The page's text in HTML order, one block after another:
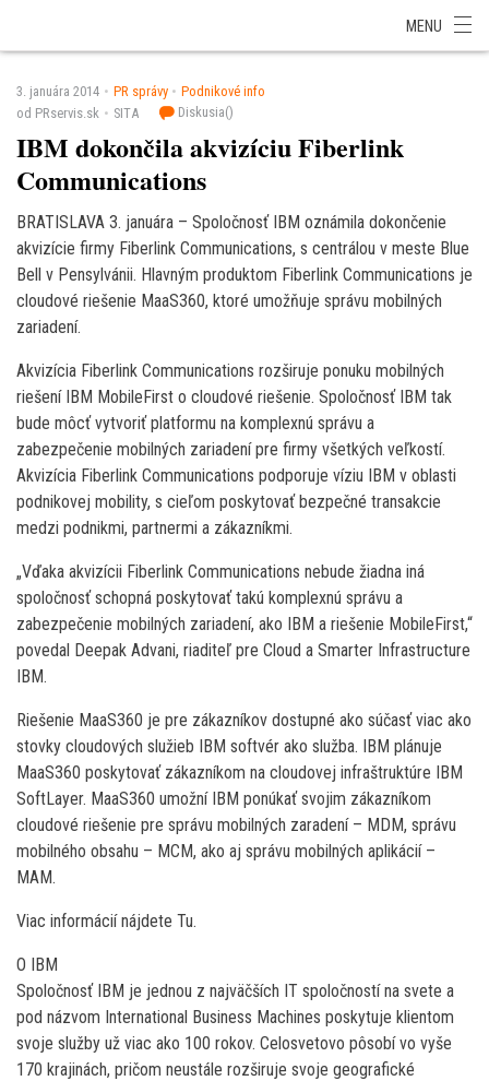
MENU
3. januára 2014 PR správy
Podnikové info
od PRservis.sk
SITA Diskusia()
IBM dokončila akvizíciu Fiberlink
Communications
BRATISLAVA 3. januára – Spoločnosť IBM oznámila dokončenie
akvizície firmy Fiberlink Communications, s centrálou v meste Blue
Bell v Pensylvánii. Hlavným produktom Fiberlink Communications je
cloudové riešenie MaaS360, ktoré umožňuje správu mobilných
zariadení.
Akvizícia Fiberlink Communications rozširuje ponuku mobilných
riešení IBM MobileFirst o cloudové riešenie. Spoločnosť IBM tak
bude môcť vytvoriť platformu na komplexnú správu a
zabezpečenie mobilných zariadení pre firmy všetkých veľkostí.
Akvizícia Fiberlink Communications podporuje víziu IBM v oblasti
podnikovej mobility, s cieľom poskytovať bezpečné transakcie
medzi podnikmi, partnermi a zákazníkmi.
„Vďaka akvizícii Fiberlink Communications nebude žiadna iná
spoločnosť schopná poskytovať takú komplexnú správu a
zabezpečenie mobilných zariadení, ako IBM a riešenie MobileFirst,“
povedal Deepak Advani, riaditeľ pre Cloud a Smarter Infrastructure
IBM.
Riešenie MaaS360 je pre zákazníkov dostupné ako súčasť viac ako
stovky cloudových služieb IBM softvér ako služba. IBM plánuje
MaaS360 poskytovať zákazníkom na cloudovej infraštruktúre IBM
SoftLayer. MaaS360 umožní IBM ponúkať svojim zákazníkom
cloudové riešenie pre správu mobilných zaradení – MDM, správu
mobilného obsahu – MCM, ako aj správu mobilných aplikácií –
MAM.
Viac informácií nájdete Tu.
O IBM
Spoločnosť IBM je jednou z najväčších IT spoločností na svete a
pod názvom International Business Machines poskytuje klientom
svoje služby už viac ako 100 rokov. Celosvetovo pôsobí vo vyše
170 krajinách, pričom neustále rozširuje svoje geografické